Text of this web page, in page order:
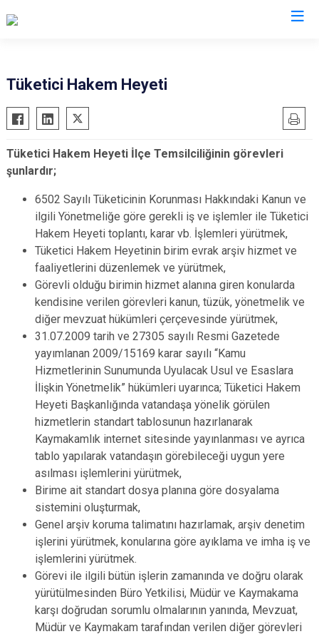
Akyurt
Altındağ
Ayaş
Bala
Beypazarı
Çamlıdere
Çankaya
Elmadağ
Etimesgut
Evren
Gölbaşı
Kahramankazan
Kızılcahamam
Mamak
Nallıhan
Polatlı
Şereflikoçhisar
Yenimahalle
Pursaklar
Tüketici Hakem Heyeti
Tüketici Hakem Heyeti İlçe Temsilciliğinin görevleri
şunlardır;
6502 Sayılı Tüketicinin Korunması Hakkındaki Kanun ve
ilgili Yönetmeliğe göre gerekli iş ve işlemler ile Tüketici
Hakem Heyeti toplantı, karar vb. İşlemleri yürütmek,
Tüketici Hakem Heyetinin birim evrak arşiv hizmet ve
faaliyetlerini düzenlemek ve yürütmek,
Görevli olduğu birimin hizmet alanına giren konularda
kendisine verilen görevleri kanun, tüzük, yönetmelik ve
diğer mevzuat hükümleri çerçevesinde yürütmek,
31.07.2009 tarih ve 27305 sayılı Resmi Gazetede
yayımlanan 2009/15169 karar sayılı “Kamu
Hizmetlerinin Sunumunda Uyulacak Usul ve Esaslara
İlişkin Yönetmelik” hükümleri uyarınca; Tüketici Hakem
Heyeti Başkanlığında vatandaşa yönelik görülen
hizmetlerin standart tablosunun hazırlanarak
Kaymakamlık internet sitesinde yayınlanması ve ayrıca
tablo yapılarak vatandaşın görebileceği uygun yere
asılması işlemlerini yürütmek,
Birime ait standart dosya planına göre dosyalama
sistemini oluşturmak,
Genel arşiv koruma talimatını hazırlamak, arşiv denetim
işlerini yürütmek, konularına göre ayıklama ve imha iş ve
işlemlerini yürütmek.
Görevi ile ilgili bütün işlerin zamanında ve doğru olarak
yürütülmesinden Büro Yetkilisi, Müdür ve Kaymakama
karşı doğrudan sorumlu olmalarının yanında, Mevzuat,
Müdür ve Kaymakam tarafından verilen diğer görevleri